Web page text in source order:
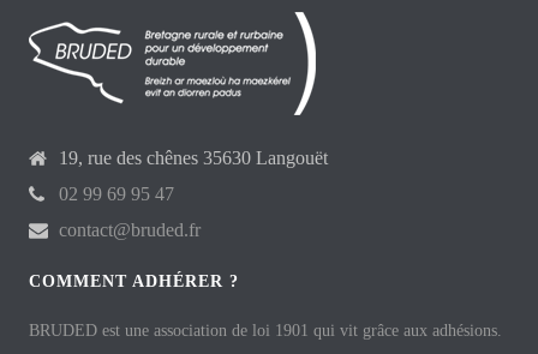
19, rue des chênes 35630 Langouët
02 99 69 95 47
contact@bruded.fr
COMMENT ADHÉRER ?
BRUDED est une association de loi 1901 qui vit grâce aux adhésions.